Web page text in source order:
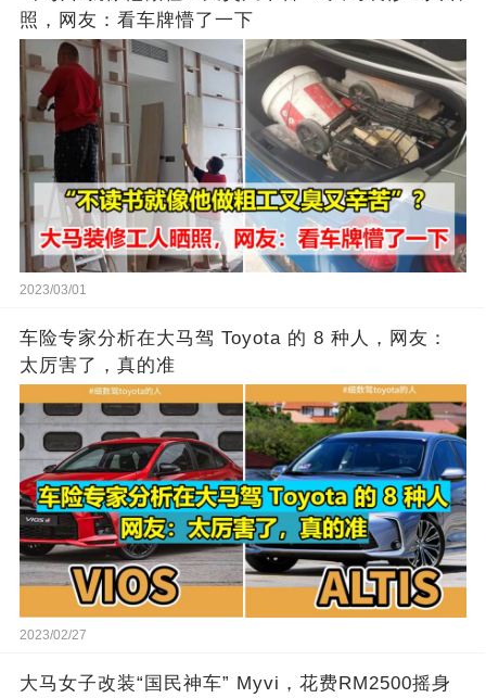
照，网友：看车牌懵了一下
2023/03/01
车险专家分析在大马驾 Toyota 的 8 种人，网友：
太厉害了，真的准
2023/02/27
大马女子改装“国民神车” Myvi，花费RM2500摇身